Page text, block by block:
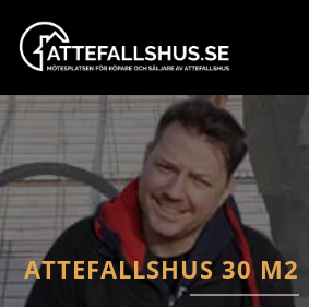
ATTEFALLSHUS 30